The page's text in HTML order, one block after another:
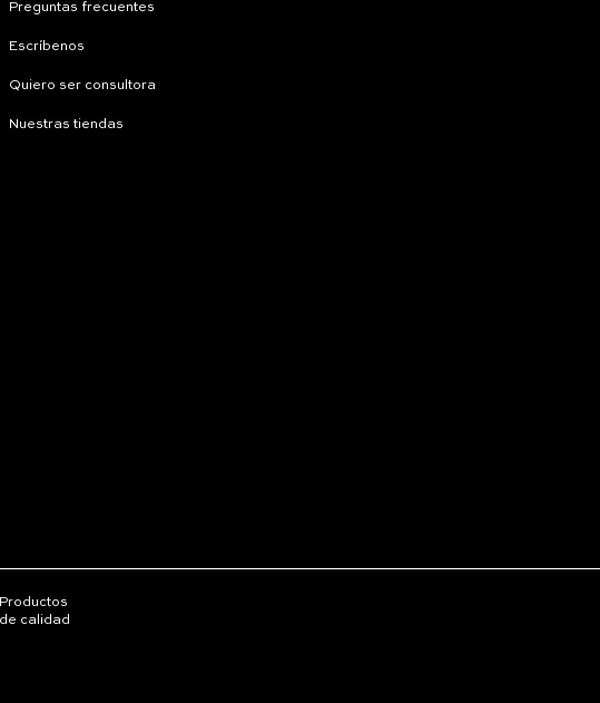
Preguntas frecuentes
Escríbenos
Quiero ser consultora
Nuestras tiendas
Productos
de calidad